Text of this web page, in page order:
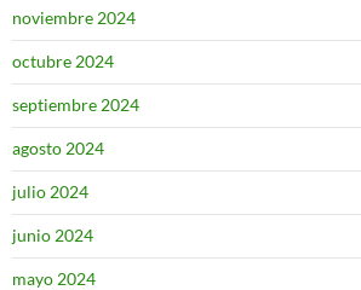
noviembre 2024
octubre 2024
septiembre 2024
agosto 2024
julio 2024
junio 2024
mayo 2024